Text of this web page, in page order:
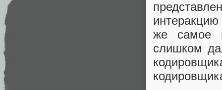
же самое
слишком